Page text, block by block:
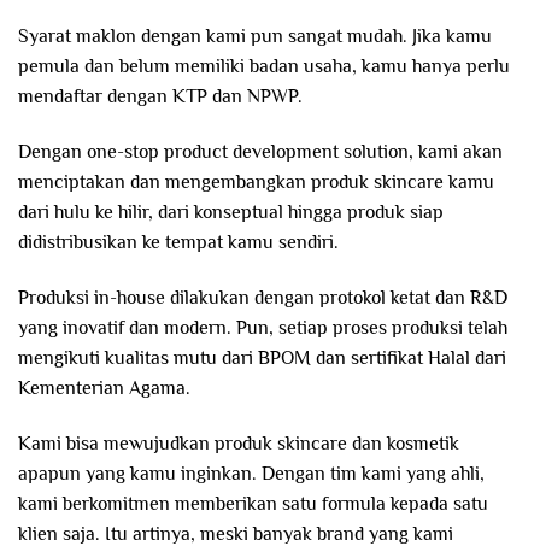
Syarat maklon dengan kami pun sangat mudah. Jika kamu
pemula dan belum memiliki badan usaha, kamu hanya perlu
mendaftar dengan KTP dan NPWP.
Dengan one-stop product development solution, kami akan
menciptakan dan mengembangkan produk skincare kamu
dari hulu ke hilir, dari konseptual hingga produk siap
didistribusikan ke tempat kamu sendiri.
Produksi in-house dilakukan dengan protokol ketat dan R&D
yang inovatif dan modern. Pun, setiap proses produksi telah
mengikuti kualitas mutu dari BPOM dan sertifikat Halal dari
Kementerian Agama.
Kami bisa mewujudkan produk skincare dan kosmetik
apapun yang kamu inginkan. Dengan tim kami yang ahli,
kami berkomitmen memberikan satu formula kepada satu
klien saja. Itu artinya, meski banyak brand yang kami